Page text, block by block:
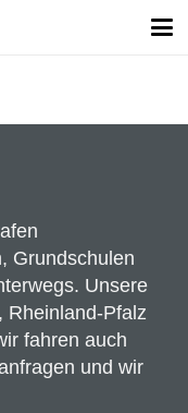
Grundschulen
Unsere
Rheinland-Pfalz
fahren auch
und wir